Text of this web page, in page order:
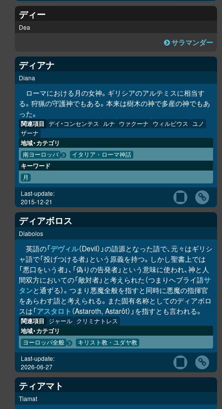
ディー
Dea
サラマンダー
ディアナ
Diana
ローマにおける月の女神。ギリシアのアルテミスに相当す
る。狩猟の守護神でもある。本来は樹木の神で多産の神でもあ
った。
関連項目 デイ・コンセンテス ルナ ウァクーナ ウィルビウス
ユノ
ザーナ
地域・カテゴリ
南ヨーロッパ イタリア・ローマ神話
キーワード
月
Last-update:
2015-12-21
ディアボロス
Diabolos
英語の「デヴィル（Devil）」の語源となった語で、元々はギリシ
ャ語で「投げつける者」という原義を持つ。しかし聖書上では
「悪口をいう者」、「偽りの告発者」という意味に使われ、神と人
間双方においての「敵対者」と考えられた（つまりヘブライ語サ
タンと通ずる）。つまり悪魔全般を指すと同時に悪魔の指揮官
をあらわす語と考えられる。また固有名称としてのディアボロ
スは「アスタロト （Astaroth, Astarôt）」を指すとも言われる。
関連項目 ジャール クリミナトレス
地域・カテゴリ
ヨーロッパ全般 キリスト教・ユダヤ教
Last-update:
2026-06-27
ティアマト
Tiamat